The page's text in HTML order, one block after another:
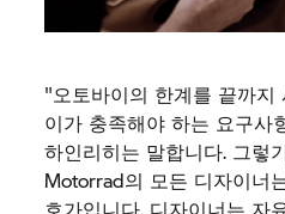
"오토바이의 한계를 끝까
이가 충족해야 하는 요구사
하인리히는 말합니다. 그렇
Motorrad의 모든 디자이너